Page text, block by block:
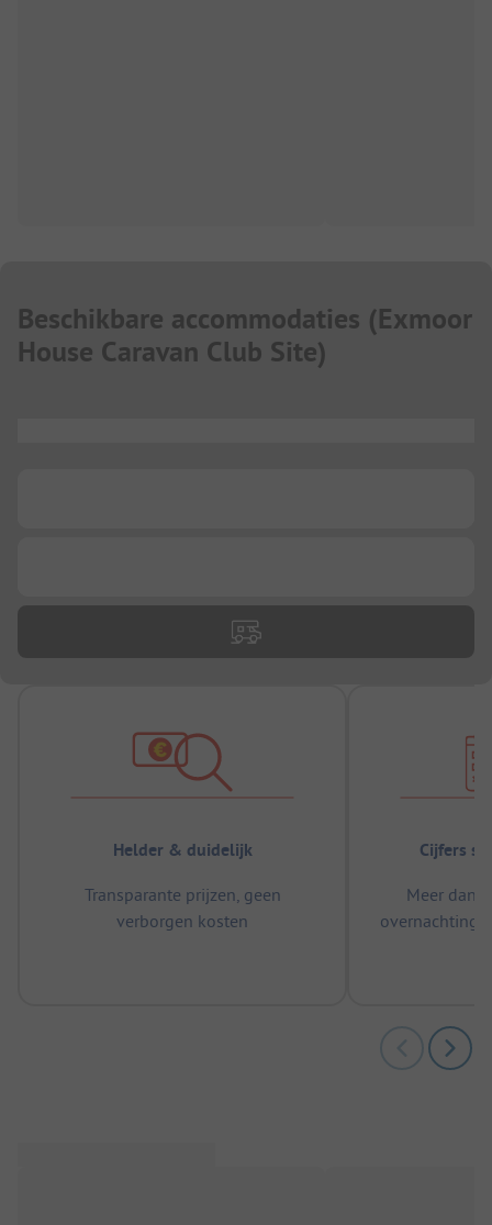
Beschikbare accommodaties (Exmoor
House Caravan Club Site)
Helder & duidelijk
Transparante prijzen, geen
verborgen kosten
Cijfers
Meer dan